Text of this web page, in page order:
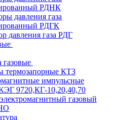
РДНК
давления газа
РДГК
давления газа РДГ
газовые
термозапорные КТЗ
импульсные
9720,КГ-10,20,40,70
газовый